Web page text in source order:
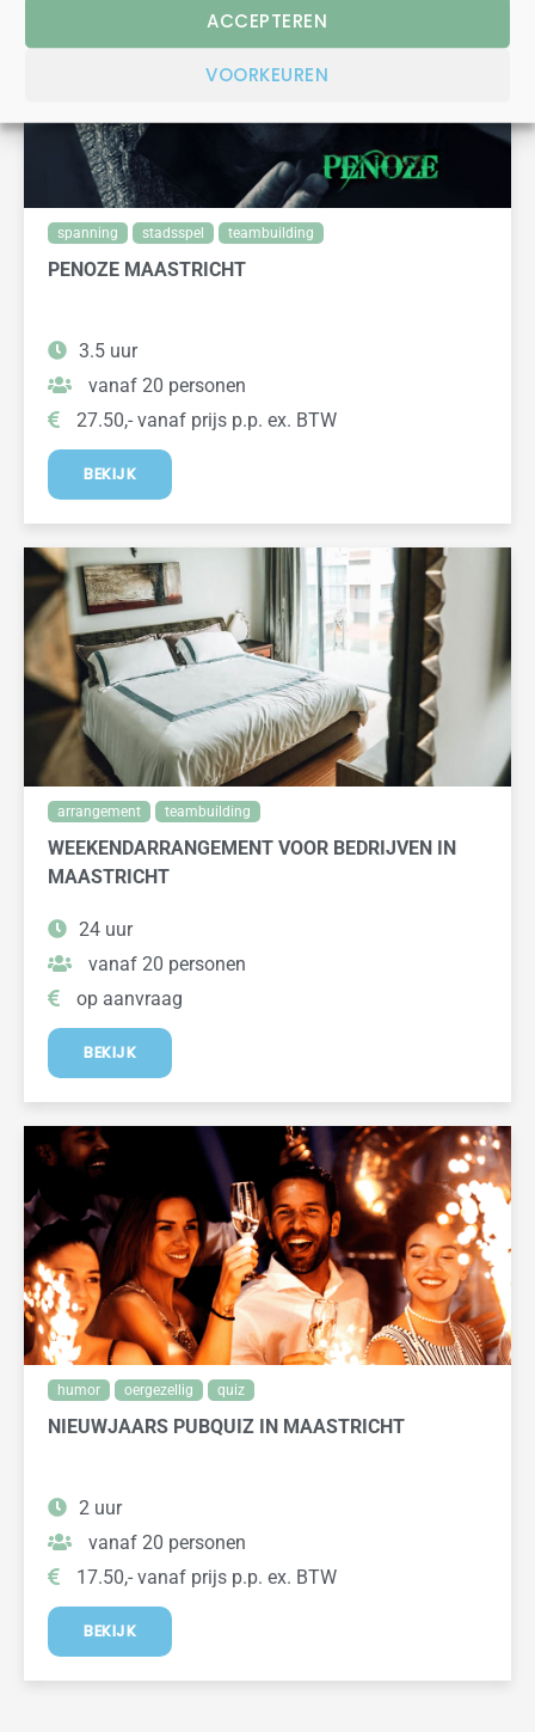
ACCEPTEREN
VOORKEUREN
spanning stadsspel teambuilding
PENOZE MAASTRICHT
3.5 uur
vanaf 20 personen
27.50,- vanaf prijs p.p. ex. BTW
BEKIJK
arrangement teambuilding
WEEKENDARRANGEMENT VOOR BEDRIJVEN IN
MAASTRICHT
24 uur
vanaf 20 personen
op aanvraag
BEKIJK
humor oergezellig quiz
NIEUWJAARS PUBQUIZ IN MAASTRICHT
2 uur
vanaf 20 personen
17.50,- vanaf prijs p.p. ex. BTW
BEKIJK